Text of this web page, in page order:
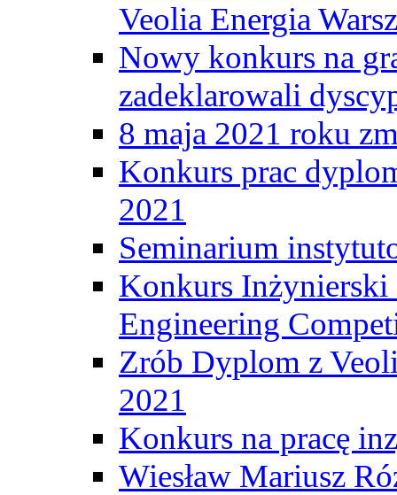
Veolia Energia
Nowy konkurs na
zadeklarowali
8 maja 2021 roku
Konkurs prac
2021
Seminarium
Konkurs
Engineering
Zrób Dyplom z
2021
Konkurs na pracę
Wiesław Mariusz